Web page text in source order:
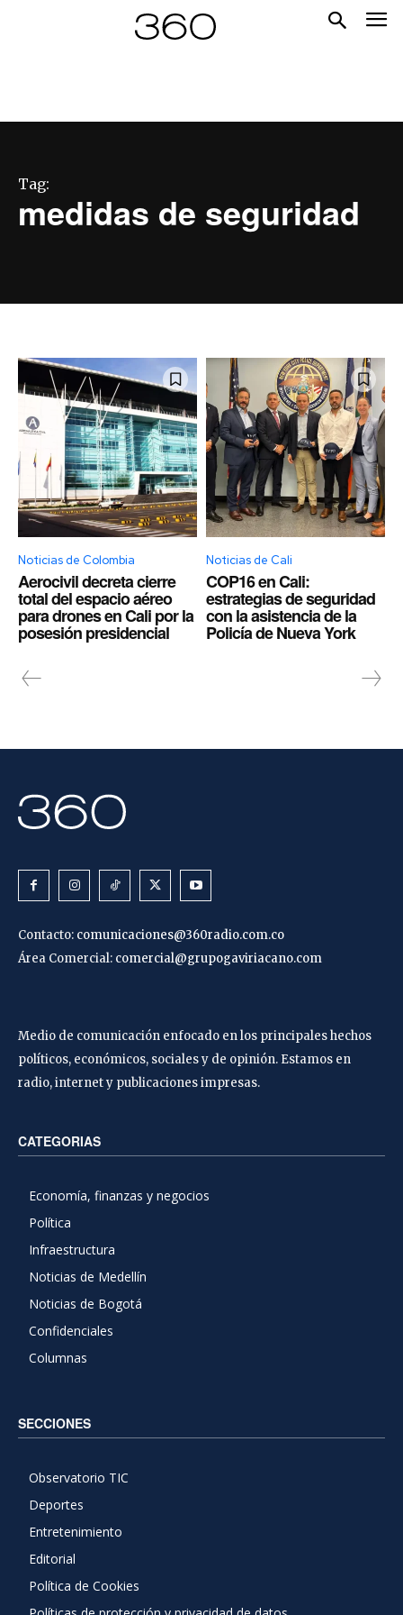
Tag:
medidas de seguridad
Noticias de Colombia
Aerocivil decreta cierre
total del espacio aéreo
para drones en Cali por la
posesión presidencial
Noticias de Cali
COP16 en Cali:
estrategias de seguridad
con la asistencia de la
Policía de Nueva York
Contacto: comunicaciones@360radio.com.co
Área Comercial: comercial@grupogaviriacano.com
Medio de comunicación enfocado en los principales hechos
políticos, económicos, sociales y de opinión. Estamos en
radio, internet y publicaciones impresas.
CATEGORIAS
Economía, finanzas y negocios
Política
Infraestructura
Noticias de Medellín
Noticias de Bogotá
Confidenciales
Columnas
SECCIONES
Observatorio TIC
Deportes
Entretenimiento
Editorial
Política de Cookies